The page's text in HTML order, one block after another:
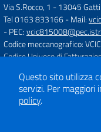
Via S.Rocco, 1 -13045
Tel 0163 833166- Mail:
- PEC:
Codice meccanografico:
Codice Univoco di
Questo sito utilizza
servizi. Per maggiori
policy.